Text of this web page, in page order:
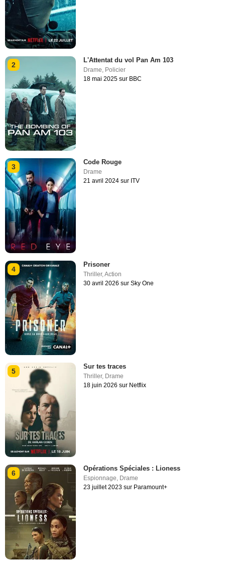
2
L'Attentat du vol Pan Am 103
Drame, Policier
18 mai 2025 sur BBC
3
Code Rouge
Drame
21 avril 2024 sur ITV
4
Prisoner
Thriller,Action
30 avril 2026 sur Sky One
5
Sur tes traces
Thriller, Drame
18 juin 2026 sur Netflix
6
Opérations Spéciales : Lioness
Espionnage, Drame
23 juillet 2023 sur Paramount+